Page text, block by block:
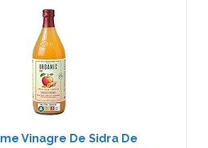
Vinagre De Sidra De